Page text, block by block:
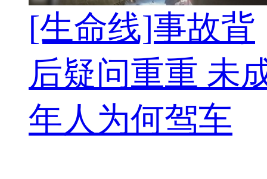
[生命线]事故背
后疑问重重 未
年人为何驾车